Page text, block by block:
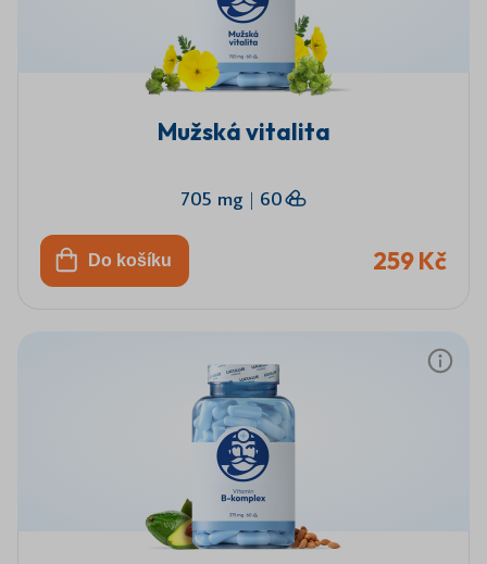
Mužská vitalita
705 mg | 60
Do košíku 259 Kč